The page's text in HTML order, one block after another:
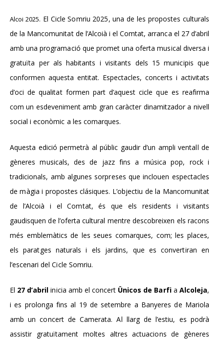
Alcoi 2025. El Cicle Somriu 2025, una de les propostes culturals
de la Mancomunitat de l’Alcoià i el Comtat,arranca el 27d’abril
amb una programació que promet una oferta musical diversa i
gratuïta per als habitants i visitants dels 15 municipis que
conformen aquesta entitat. Espectacles, concerts i activitats
d’oci de qualitat formen part d’aquest cicle que es reafirma
com un esdeveniment amb gran caràcter dinamitzador a nivell
social i econòmic a les comarques.
Aquesta edició permetrà al públic gaudir d’un ampli ventall de
gèneresmusicals, des de jazz fins a música pop, rock i
tradicionals, amb algunes sorpreses que inclouen espectacles
de màgia i propostesclásiques. L’objectiu de la Mancomunitat
de l’Alcoià i el Comtat, és que els residents i visitants
gaudisquen de l’oferta cultural mentre descobreixen els racons
més emblemàtics de les seues comarques, com; les places,
els paratges naturals i els jardins, que es convertiran en
l’escenari del Cicle Somriu.
El 27 d’abril inicia amb el concert Ünicos de Barfia Alcoleja,
i es prolonga fins al 19 desetembre a Banyeres de Mariola
amb unconcert de Camerata. Al llarg de l’estiu, es podrà
assistir gratuïtament moltes altres actuacions de gèneres